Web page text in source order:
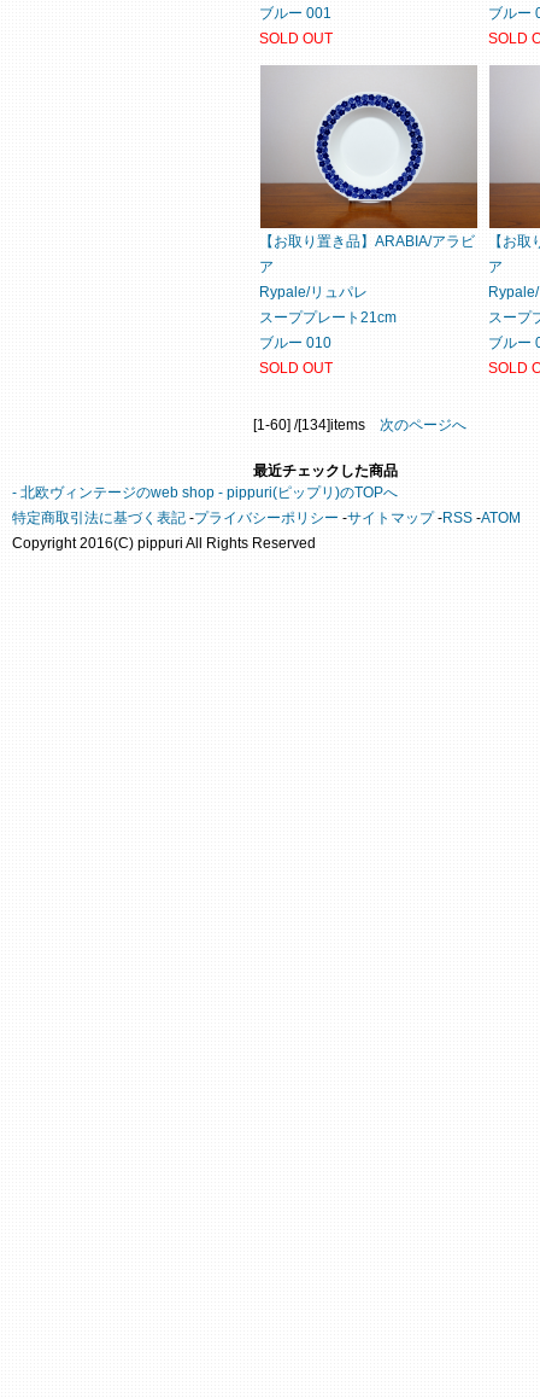
ブルー 001
SOLD OUT
ブルー
SOLD
【お取り置き品】ARABIA/アラビ
ア
Rypale/リュパレ
スーププレート21cm
ブルー 010
SOLD OUT
【お
ア
スープ
ブルー
SOLD
[1-60] /[134]items 次のページへ
最近チェックした商品
- 北欧ヴィンテージのweb shop - pippuri(ピップリ)のTOPへ
特定商取引法に基づく表記 -プライバシーポリシー -サイトマップ-RSS -ATOM
Copyright 2016(C) pippuri All Rights Reserved